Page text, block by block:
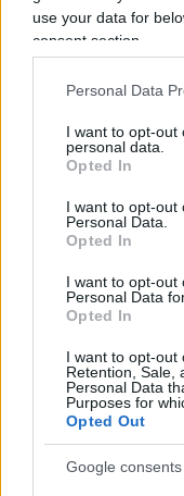
use your data for
consent section.
Personal Data
I want to opt-out
personal data.
Opted In
I want to opt-out
Personal Data.
Opted In
I want to opt-out
Personal Data
Opted In
I want to opt-out
Retention, Sale,
Personal Data
Purposes for
Opted Out
Google consents
rafforzamento
Insomma, i
quelle di Meta
battaglia
rischio oltre la
quella del futuro
sotto i riflettori
principalmente la
utentie dei
nuovi apici, con il